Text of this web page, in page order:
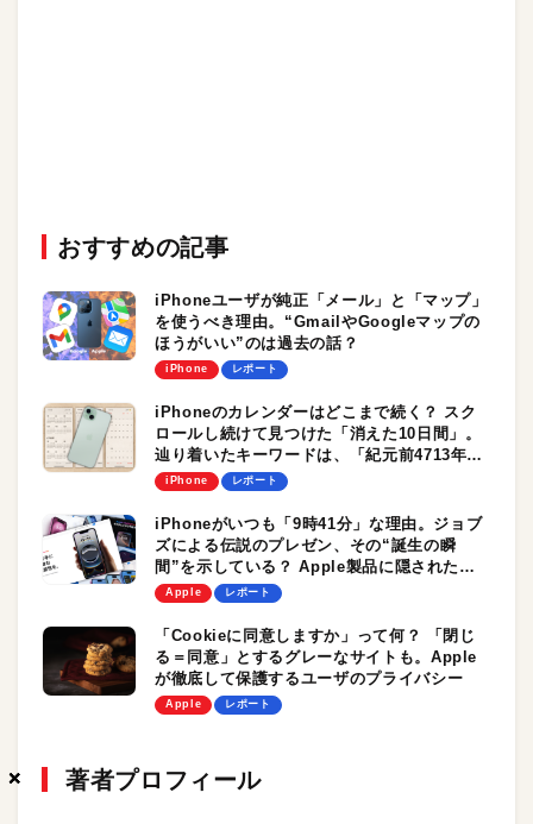
×
×
×
おすすめの記事
iPhoneユーザが純正「メール」と「マップ」
を使うべき理由。“GmailやGoogleマップの
ほうがいい”のは過去の話？
iPhone レポート
iPhoneのカレンダーはどこまで続く？ スク
ロールし続けて見つけた「消えた10日間」。
辿り着いたキーワードは、「紀元前4713年」
と「改暦」
iPhone レポート
iPhoneがいつも「9時41分」な理由。ジョブ
ズによる伝説のプレゼン、その“誕生の瞬
間”を示している？ Apple製品に隠されたさ
まざまな時刻
Apple レポート
「Cookieに同意しますか」って何？ 「閉じ
る＝同意」とするグレーなサイトも。Apple
が徹底して保護するユーザのプライバシー
Apple レポート
著者プロフィール